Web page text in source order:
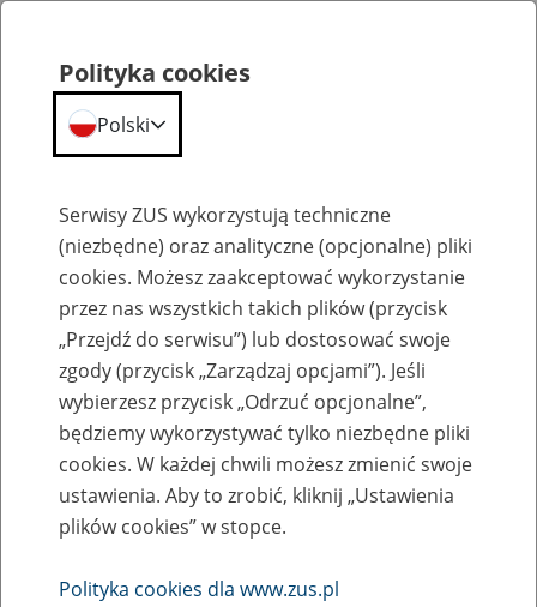
Praca w ZUS
Lista ofert pracy erecruiter jest tymczasowo niedostępny.
Polityka cookies
Polski
Serwisy ZUS wykorzystują techniczne
(niezbędne) oraz analityczne (opcjonalne) pliki
cookies. Możesz zaakceptować wykorzystanie
przez nas wszystkich takich plików (przycisk
„Przejdź do serwisu”) lub dostosować swoje
zgody (przycisk „Zarządzaj opcjami”). Jeśli
wybierzesz przycisk „Odrzuć opcjonalne”,
będziemy wykorzystywać tylko niezbędne pliki
cookies. W każdej chwili możesz zmienić swoje
ustawienia. Aby to zrobić, kliknij „Ustawienia
plików cookies” w stopce.
Polityka cookies dla www.zus.pl